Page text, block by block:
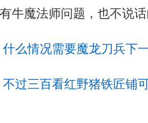
牛魔法师问题，也不说
什么情况需要魔龙刀兵下
不过三百看红野猪铁匠铺